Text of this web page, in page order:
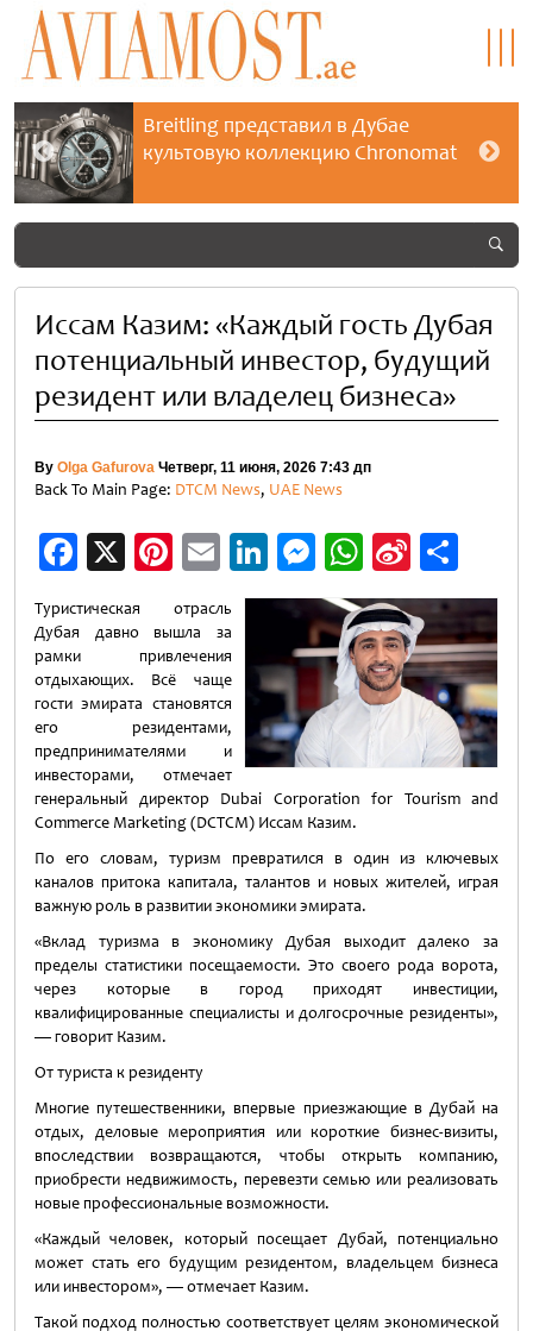
Breitling представил в Дубае
культовую коллекцию Chronomat
Иссам Казим: «Каждый гость Дубая
потенциальный инвестор, будущий
резидент или владелец бизнеса»
By Olga Gafurova Четверг, 11 июня, 2026 7:43 дп
Back To Main Page: DTCM News, UAE News
Facebook
X Pinterest
EmailLinkedIn
Messenger
WhatsApp
Sina
Weibo
Туристическая отрасль
Дубая давно вышла за
рамки привлечения
отдыхающих. Всё чаще
гости эмирата становятся
его резидентами,
предпринимателями и
инвесторами, отмечает
генеральный директор Dubai Corporation for Tourism and
Commerce Marketing (DCTCM) Иссам Казим.
По его словам, туризм превратился в один из ключевых
каналов притока капитала, талантов и новых жителей, играя
важную роль в развитии экономики эмирата.
«Вклад туризма в экономику Дубая выходит далеко за
пределы статистики посещаемости. Это своего рода ворота,
через которые в город приходят инвестиции,
квалифицированные специалисты и долгосрочные резиденты»,
— говорит Казим.
От туриста к резиденту
Многие путешественники, впервые приезжающие в Дубай на
отдых, деловые мероприятия или короткие бизнес-визиты,
впоследствии возвращаются, чтобы открыть компанию,
приобрести недвижимость, перевезти семью или реализовать
новые профессиональные возможности.
«Каждый человек, который посещает Дубай, потенциально
может стать его будущим резидентом, владельцем бизнеса
или инвестором», — отмечает Казим.
Такой подход полностью соответствует целям экономической